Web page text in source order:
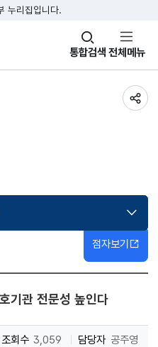
누리집입니다.
통합검색
창
열기 전체메뉴
됨
점자보기
기관 전문성 높인다
조회수 3,059 담당자 공주영